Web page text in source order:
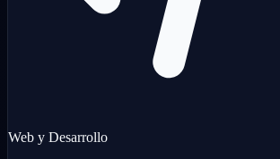
Web y Desarrollo